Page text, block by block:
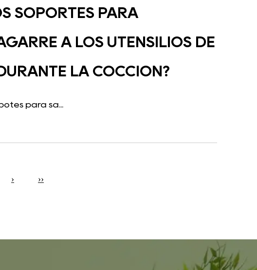
SOPORTES PARA
A LOS UTENSILIOS DE
LA COCCIÓN?
para sa...
› ››